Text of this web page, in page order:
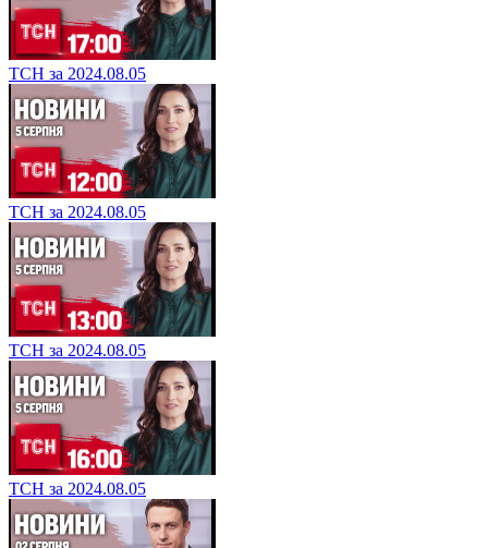
ТСН за 2024.08.05
ТСН за 2024.08.05
ТСН за 2024.08.05
ТСН за 2024.08.05